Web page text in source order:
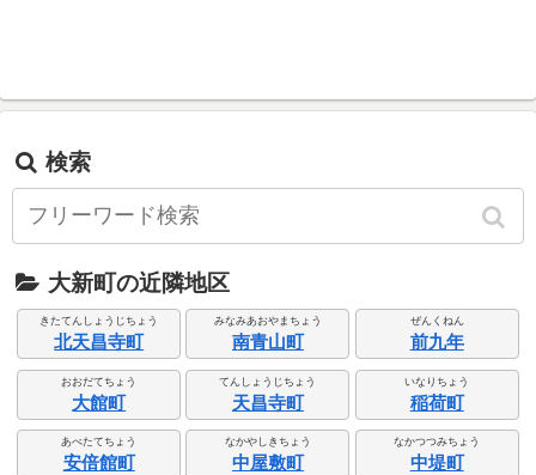
検索
大新町の近隣地区
きたてんしょうじちょう
北天昌寺町
みなみあおやまちょう
南青山町
ぜんくねん
前九年
おおだてちょう
大館町
てんしょうじちょう
天昌寺町
いなりちょう
稲荷町
あべたてちょう
安倍館町
なかやしきちょう
中屋敷町
なかつつみちょう
中堤町